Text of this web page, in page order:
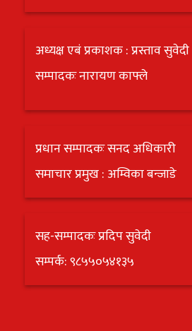
अध्यक्ष एबं प्रकाशक : प्रस्ताव सुवेदी
सम्पादकः नारायण काफ्ले
प्रधान सम्पादकः सनद अधिकारी
समाचार प्रमुख : अम्विका बन्जाडे
सह-सम्पादकः प्रदिप सुवेदी
सम्पर्क: ९८५५०५४१३५